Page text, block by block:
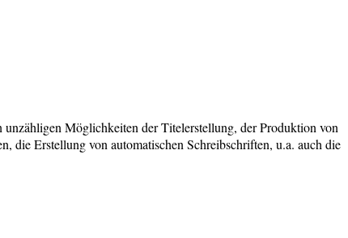
Möglichkeiten der Titelerstellung, der Produktion von
die Erstellung von automatischen Schreibschriften, u.a. auch die